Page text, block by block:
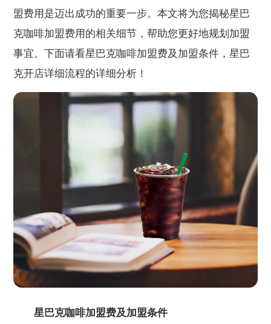
盟费用是迈出成功的重要一步。本文将为您揭秘星巴
克咖啡加盟费用的相关细节，帮助您更好地规划加盟
事宜。下面请看星巴克咖啡加盟费及加盟条件，星巴
克开店详细流程的详细分析！
星巴克咖啡加盟费及加盟条件